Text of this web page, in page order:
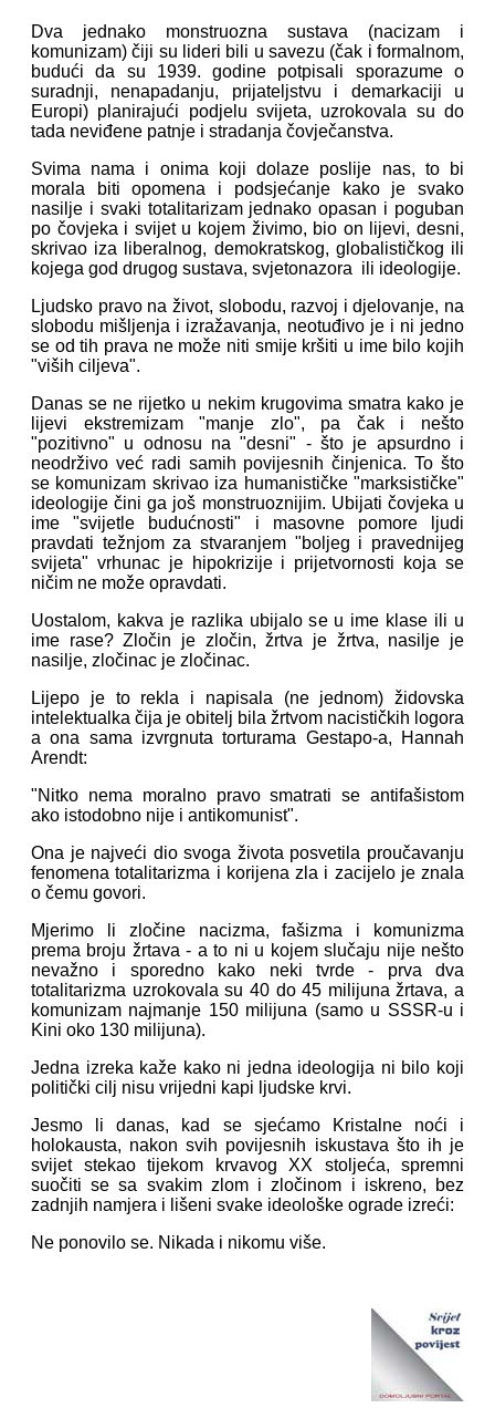
Dva jednako monstruozna sustava (nacizam i
komunizam) čiji su lideri bili u savezu (čak i formalnom,
budući da su 1939. godine potpisali sporazume o
suradnji, nenapadanju, prijateljstvu i demarkaciji u
Europi) planirajući podjelu svijeta, uzrokovala su do
tada neviđene patnje i stradanja čovječanstva.
Svima nama i onima koji dolaze poslije nas, to bi
morala biti opomena i podsjećanje kako je svako
nasilje i svaki totalitarizam jednako opasan i poguban
po čovjeka i svijet u kojem živimo, bio on lijevi, desni,
skrivao iza liberalnog, demokratskog, globalističkog ili
kojega god drugog sustava, svjetonazora ili ideologije.
Ljudsko pravo na život, slobodu, razvoj i djelovanje, na
slobodu mišljenja i izražavanja, neotuđivo je i ni jedno
se od tih prava ne može niti smije kršiti u ime bilo kojih
"viših ciljeva".
Danas se ne rijetko u nekim krugovima smatra kako je
lijevi ekstremizam "manje zlo", pa čak i nešto
"pozitivno" u odnosu na "desni" - što je apsurdno i
neodrživo već radi samih povijesnih činjenica. To što
se komunizam skrivao iza humanističke "marksističke"
ideologije čini ga još monstruoznijim. Ubijati čovjeka u
ime "svijetle budućnosti" i masovne pomore ljudi
pravdati težnjom za stvaranjem "boljeg i pravednijeg
svijeta" vrhunac je hipokrizije i prijetvornosti koja se
ničim ne može opravdati.
Uostalom, kakva je razlika ubijalo se u ime klase ili u
ime rase? Zločin je zločin, žrtva je žrtva, nasilje je
nasilje, zločinac je zločinac.
Lijepo je to rekla i napisala (ne jednom) židovska
intelektualka čija je obitelj bila žrtvom nacističkih logora
a ona sama izvrgnuta torturama Gestapo-a, Hannah
Arendt:
"Nitko nema moralno pravo smatrati se antifašistom
ako istodobno nije i antikomunist".
Ona je najveći dio svoga života posvetila proučavanju
fenomena totalitarizma i korijena zla i zacijelo je znala
o čemu govori.
Mjerimo li zločine nacizma, fašizma i komunizma
prema broju žrtava - a to ni u kojem slučaju nije nešto
nevažno i sporedno kako neki tvrde - prva dva
totalitarizma uzrokovala su 40 do 45 milijuna žrtava, a
komunizam najmanje 150 milijuna (samo u SSSR-u i
Kini oko 130 milijuna).
Jedna izreka kaže kako ni jedna ideologija ni bilo koji
politički cilj nisu vrijedni kapi ljudske krvi.
Jesmo li danas, kad se sjećamo Kristalne noći i
holokausta, nakon svih povijesnih iskustava što ih je
svijet stekao tijekom krvavog XX stoljeća, spremni
suočiti se sa svakim zlom i zločinom i iskreno, bez
zadnjih namjera i lišeni svake ideološke ograde izreći:
Ne ponovilo se. Nikada i nikomu više.